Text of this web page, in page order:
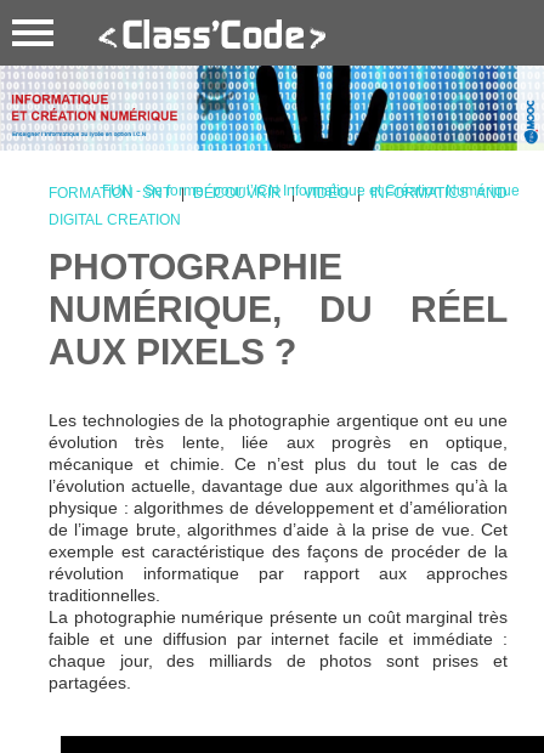
FUN - Se former pour l’ICN Informatique et Création Numérique
FORMATION SNT|DÉCOUVRIR |VIDÉO|INFORMATICS AND
DIGITAL CREATION
PHOTOGRAPHIE
NUMÉRIQUE, DU RÉEL
AUX PIXELS ?
Les technologies de la photographie argentique ont eu une
évolution très lente, liée aux progrès en optique,
mécanique et chimie. Ce n’est plus du tout le cas de
l’évolution actuelle, davantage due aux algorithmes qu’à la
physique : algorithmes de développement et d’amélioration
de l’image brute, algorithmes d’aide à la prise de vue. Cet
exemple est caractéristique des façons de procéder de la
révolution informatique par rapport aux approches
traditionnelles.
La photographie numérique présente un coût marginal très
faible et une diffusion par internet facile et immédiate :
chaque jour, des milliards de photos sont prises et
partagées.